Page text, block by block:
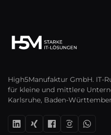
High5Manufaktur GmbH. IT-
für kleine und mittlere
Karlsruhe, Baden-